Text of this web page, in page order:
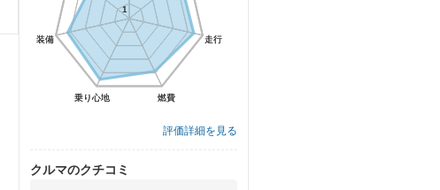
走行
燃費
乗り心地
装備
1
走行
燃費
乗り心地
装備
1
評価詳細を見る
クルマのクチコミ